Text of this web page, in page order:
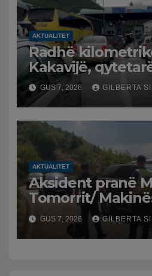
AKTUALITET
Radhë
Kakavijë,
kthehen në
bllokohen në
larta, pala greke
ritme të ngadalta
GUS 7, 2026 GILBERTA
AKTUALITET
Aksident pranë
Tomorrit/
punuan frenat
rruga, plagosen 7
në gjendje të
GUS 7, 2026 GILBERTA